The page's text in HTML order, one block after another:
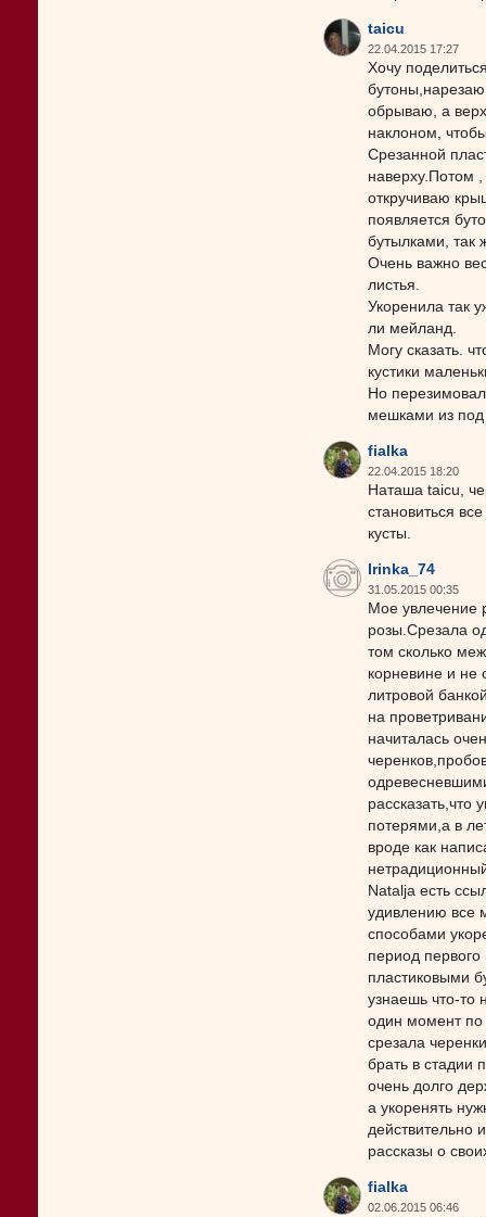
taicu
22.04.2015 17:27
Хочу
обрываю, а
наклоном,
Срезанной
наверху.Потом ,
откручиваю
появляется
бутылками, так
Очень важно
листья.
Укоренила так
ли мейланд.
Могу сказать.
кустики
Но
мешками из под
fialka
22.04.2015 18:20
Наташа taicu,
становиться
кусты.
Irinka_74
31.05.2015 00:35
Мое увлечение
розы.Срезала
том сколько
корневине и не
литровой
на
начиталась
потерями,а в
вроде как
Natalja есть
удивлению все
способами
период
пластиковыми
узнаешь что-то
один момент по
срезала
брать в стадии
очень долго
а укоренять
действительно
рассказы о
fialka
02.06.2015 06:46